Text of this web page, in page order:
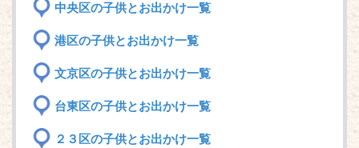
中央区の子供とお出かけ一覧
港区の子供とお出かけ一覧
文京区の子供とお出かけ一覧
台東区の子供とお出かけ一覧
２３区の子供とお出かけ一覧